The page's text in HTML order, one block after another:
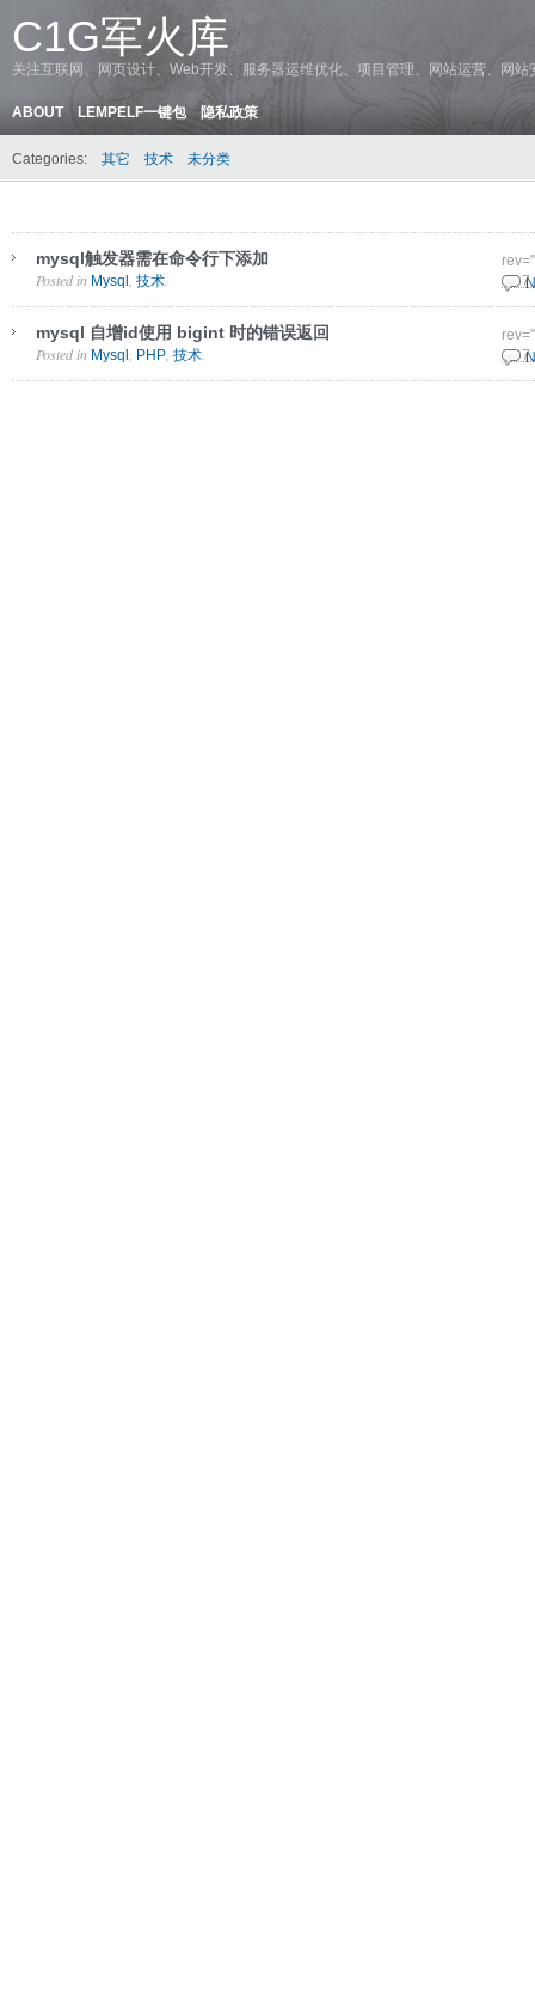
C1G军火库
关注互联网、网页设计、Web开发、服务器运维优化、项目管理、网站运营、网
ABOUT LEMPELF一键包 隐私政策
Categories: 其它 技术 未分类
mysql触发器需在命令行下添加
18 7
Posted in Mysql 技术
mysql 自增id使用 bigint 时的错误返回
17 7
Posted in Mysql PHP 技术